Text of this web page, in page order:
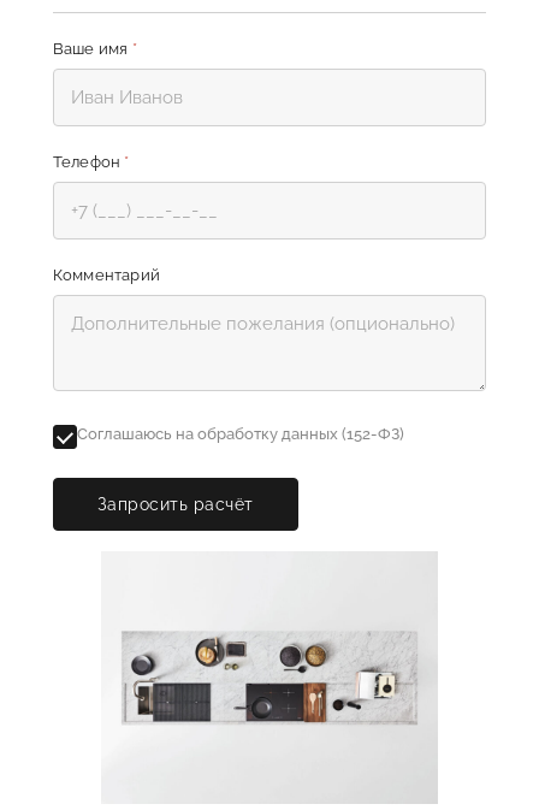
Ваше имя *
Телефон *
Комментарий
Соглашаюсь на обработку данных (152-ФЗ)
Запросить расчёт